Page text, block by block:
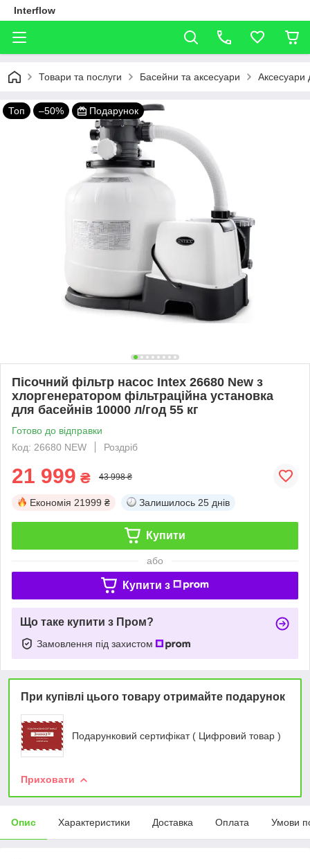
Interflow
Товари та послуги Басейни та аксесуари Аксесуари
Топ –50% Подарунок
Пісочний фільтр насос Intex 26680 New з
хлоргенератором фільтраційна установка
для басейнів 10000 л/год 55 кг
Готово до відправки
Код: 26680 NEW
Роздріб
21 999 ₴ 43 998 ₴
Економія 21999 ₴ Залишилось 25 днів
Купити
або
Купити з
Що таке купити з Пром?
Замовлення під захистом
При купівлі цього товару отримайте подарунок
Подарунковий сертифікат ( Цифровий товар )
Приховати
Опис Характеристики Доставка Оплата Умови